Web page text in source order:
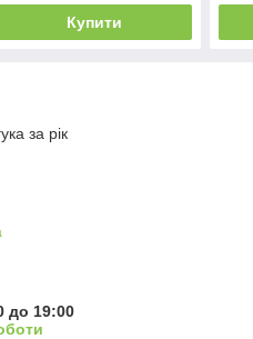
Купити
за рік
до 19:00